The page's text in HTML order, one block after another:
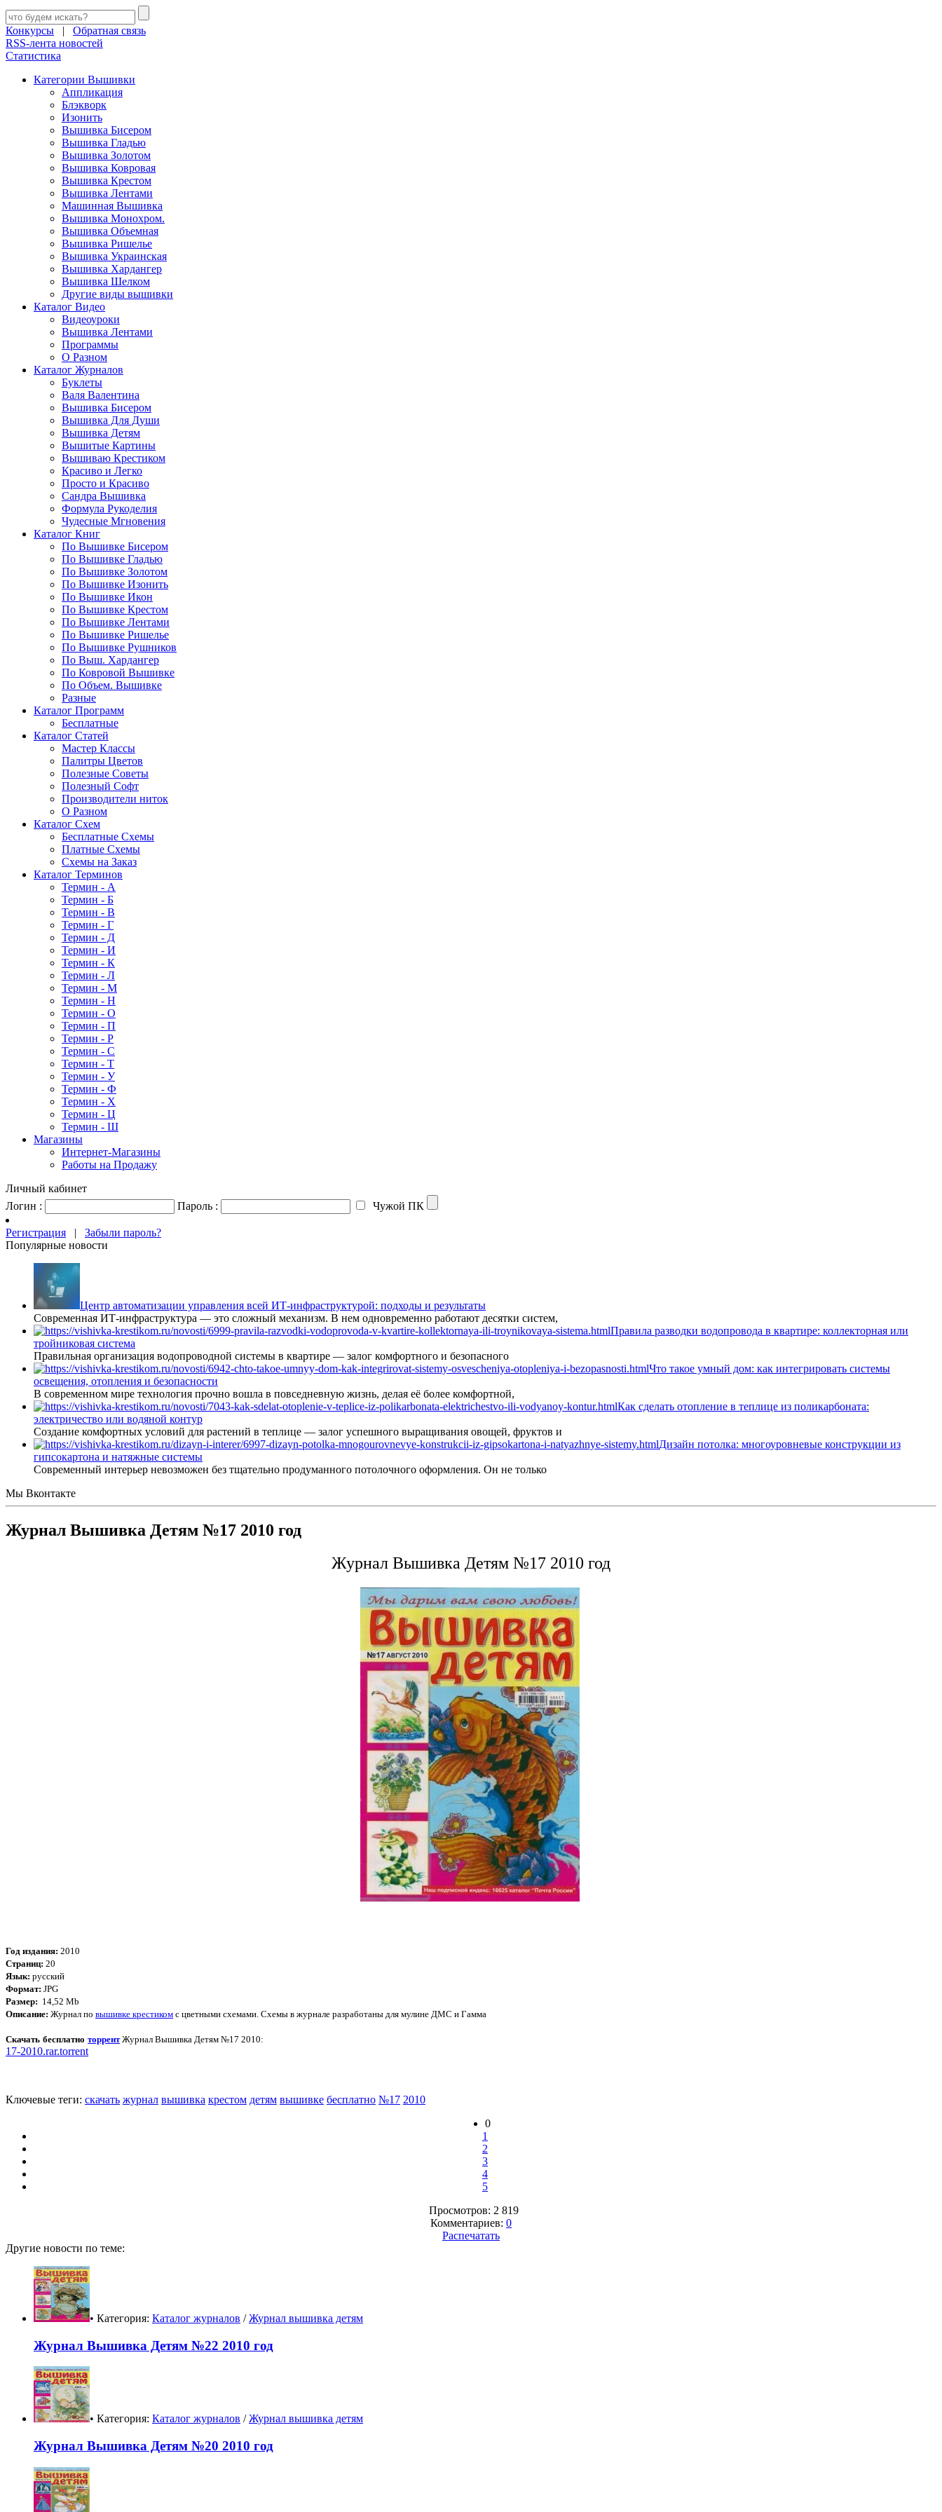
Конкурсы | Обратная связь
RSS-лента новостей
Статистика
Категории Вышивки
Аппликация
Блэкворк
Изонить
Вышивка Бисером
Вышивка Гладью
Вышивка Золотом
Вышивка Ковровая
Вышивка Крестом
Вышивка Лентами
Машинная Вышивка
Вышивка Монохром.
Вышивка Объемная
Вышивка Ришелье
Вышивка Украинская
Вышивка Хардангер
Вышивка Шелком
Другие виды вышивки
Каталог Видео
Видеоуроки
Вышивка Лентами
Программы
О Разном
Каталог Журналов
Буклеты
Валя Валентина
Вышивка Бисером
Вышивка Для Души
Вышивка Детям
Вышитые Картины
Вышиваю Крестиком
Красиво и Легко
Просто и Красиво
Сандра Вышивка
Формула Рукоделия
Чудесные Мгновения
Каталог Книг
По Вышивке Бисером
По Вышивке Гладью
По Вышивке Золотом
По Вышивке Изонить
По Вышивке Икон
По Вышивке Крестом
По Вышивке Лентами
По Вышивке Ришелье
По Вышивке Рушников
По Выш. Хардангер
По Ковровой Вышивке
По Объем. Вышивке
Разные
Каталог Программ
Бесплатные
Каталог Статей
Мастер Классы
Палитры Цветов
Полезные Советы
Полезный Софт
Производители ниток
О Разном
Каталог Схем
Бесплатные Схемы
Платные Схемы
Схемы на Заказ
Каталог Терминов
Термин - А
Термин - Б
Термин - В
Термин - Г
Термин - Д
Термин - И
Термин - К
Термин - Л
Термин - М
Термин - Н
Термин - О
Термин - П
Термин - Р
Термин - С
Термин - Т
Термин - У
Термин - Ф
Термин - Х
Термин - Ц
Термин - Ш
Магазины
Интернет-Магазины
Работы на Продажу
Личный кабинет
Логин :
Пароль : Чужой ПК
Регистрация | Забыли пароль?
Популярные новости
Центр автоматизации управления всей ИТ-инфраструктурой: подходы и результаты
Современная ИТ-инфраструктура — это сложный механизм. В нем одновременно работают десятки систем,
Правила разводки водопровода в квартире: коллекторная или
тройниковая система
Правильная организация водопроводной системы в квартире — залог комфортного и безопасного
Что такое умный дом: как интегрировать системы
освещения, отопления и безопасности
В современном мире технология прочно вошла в повседневную жизнь, делая её более комфортной,
Как сделать отопление в теплице из поликарбоната:
электричество или водяной контур
Создание комфортных условий для растений в теплице — залог успешного выращивания овощей, фруктов и
Дизайн потолка: многоуровневые конструкции из
гипсокартона и натяжные системы
Современный интерьер невозможен без тщательно продуманного потолочного оформления. Он не только
Мы Вконтакте
Журнал Вышивка Детям №17 2010 год
Журнал Вышивка Детям №17 2010 год
Год издания: 2010
Страниц: 20
Язык: русский
Формат: JPG
Размер: 14,52 Mb
Описание: Журнал по вышивке крестиком с цветными схемами. Схемы в журнале разработаны для мулине ДМС и Гамма
Скачать бесплатноторрентЖурнал Вышивка Детям №17 2010:
17-2010.rar.torrent
Ключевые теги: скачать журнал вышивка крестом детям вышивке бесплатно №17 2010
0
1
2
3
4
5
Просмотров: 2 819
Комментариев: 0
Распечатать
Другие новости по теме:
• Категория: Каталог журналов /Журнал вышивка детям
Журнал Вышивка Детям №22 2010 год
• Категория: Каталог журналов /Журнал вышивка детям
Журнал Вышивка Детям №20 2010 год